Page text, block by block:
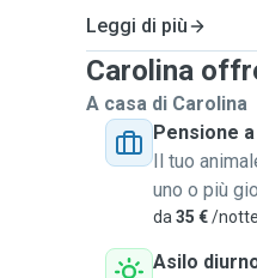
Leggi di più
Carolina
A casa di Carolina
Pensione
Il tuo
uno o più
da 35 €/
Asilo